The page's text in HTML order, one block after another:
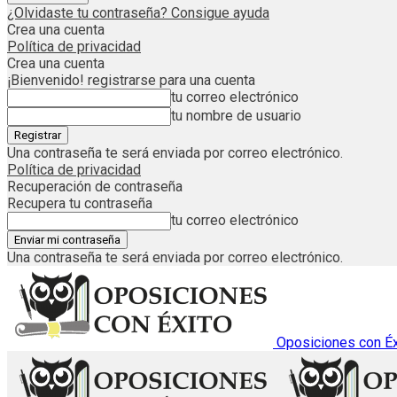
¿Olvidaste tu contraseña? Consigue ayuda
Crea una cuenta
Política de privacidad
Crea una cuenta
¡Bienvenido! registrarse para una cuenta
tu correo electrónico
tu nombre de usuario
Una contraseña te será enviada por correo electrónico.
Política de privacidad
Recuperación de contraseña
Recupera tu contraseña
tu correo electrónico
Una contraseña te será enviada por correo electrónico.
Oposiciones con